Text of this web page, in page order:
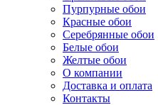
Пурпурные обои
Красные обои
Серебрянные обои
Белые обои
Желтые обои
О компании
Доставка и оплата
Контакты